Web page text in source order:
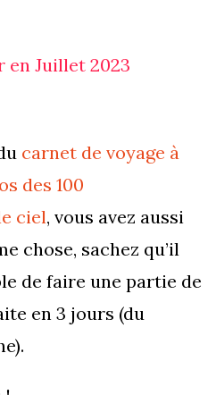
en Juillet 2023
carnet de voyage à
des 100
ciel, vous avez aussi
chose, sachez qu’il
de faire une partie de
en 3 jours (du